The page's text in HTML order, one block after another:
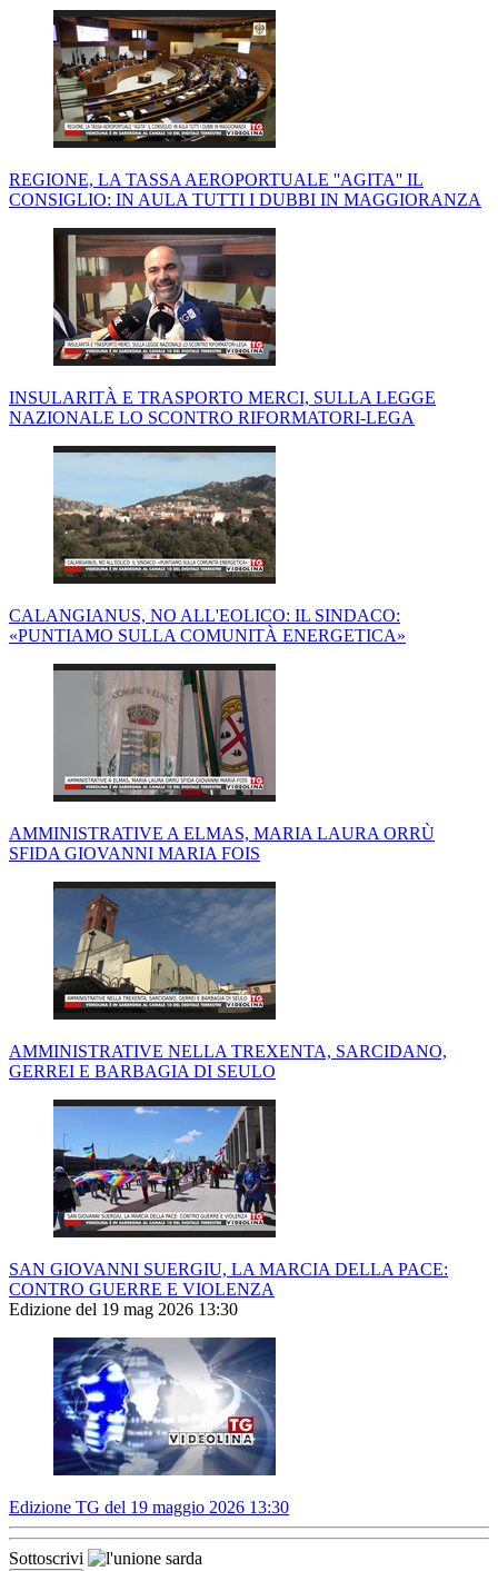
REGIONE, LA TASSA AEROPORTUALE ''AGITA'' IL
CONSIGLIO: IN AULA TUTTI I DUBBI IN MAGGIORANZA
INSULARITÀ E TRASPORTO MERCI, SULLA LEGGE
NAZIONALE LO SCONTRO RIFORMATORI-LEGA
CALANGIANUS, NO ALL'EOLICO: IL SINDACO:
«PUNTIAMO SULLA COMUNITÀ ENERGETICA»
AMMINISTRATIVE A ELMAS, MARIA LAURA ORRÙ
SFIDA GIOVANNI MARIA FOIS
AMMINISTRATIVE NELLA TREXENTA, SARCIDANO,
GERREI E BARBAGIA DI SEULO
SAN GIOVANNI SUERGIU, LA MARCIA DELLA PACE:
CONTRO GUERRE E VIOLENZA
Edizione del 19 mag 2026 13:30
Edizione TG del 19 maggio 2026 13:30
Sottoscrivi